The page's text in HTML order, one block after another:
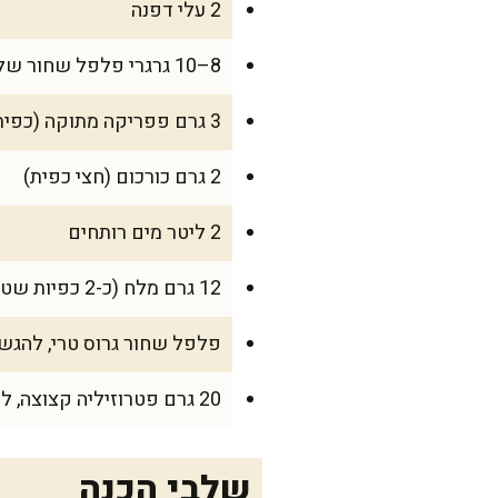
2 עלי דפנה
8–10 גרגרי פלפל שחור שלמים
3 גרם פפריקה מתוקה (כפית)
2 גרם כורכום (חצי כפית)
2 ליטר מים רותחים
12 גרם מלח (כ-2 כפיות שטוחות), לפי הטעם
פלפל שחור גרוס טרי,
20 גרם פטרוזיליה קצוצה, לסיום